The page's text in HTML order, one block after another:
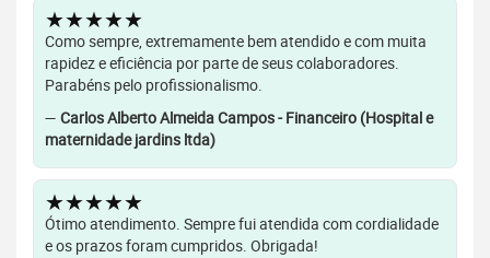
★★★★★
Como sempre, extremamente bem atendido e com muita
rapidez e eficiência por parte de seus colaboradores.
Parabéns pelo profissionalismo.
— Carlos Alberto Almeida Campos - Financeiro (Hospital e
maternidade jardins ltda)
★★★★★
Ótimo atendimento. Sempre fui atendida com cordialidade
e os prazos foram cumpridos. Obrigada!